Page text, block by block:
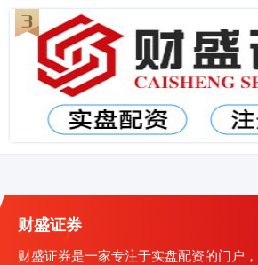
财盛证券
财盛证券是一家专注于实盘配资的门户